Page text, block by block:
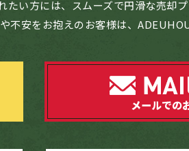
い方には、スムーズで円滑な売却
不安をお抱えのお客様は、